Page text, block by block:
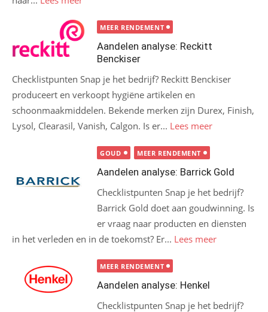
MEER RENDEMENT
Aandelen analyse: Reckitt
Benckiser
Checklistpunten Snap je het bedrijf? Reckitt Benckiser
produceert en verkoopt hygiëne artikelen en
schoonmaakmiddelen. Bekende merken zijn Durex, Finish,
Lysol, Clearasil, Vanish, Calgon. Is er... Lees meer
GOUD MEER RENDEMENT
Aandelen analyse: Barrick Gold
Checklistpunten Snap je het bedrijf?
Barrick Gold doet aan goudwinning. Is
er vraag naar producten en diensten
in het verleden en in de toekomst? Er... Lees meer
MEER RENDEMENT
Aandelen analyse: Henkel
Checklistpunten Snap je het bedrijf?